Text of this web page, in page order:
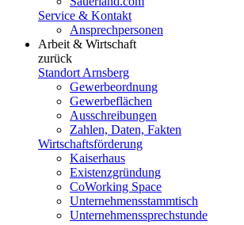
Service & Kontakt
Ansprechpersonen
Arbeit & Wirtschaft
zurück
Standort Arnsberg
Gewerbeordnung
Gewerbeflächen
Ausschreibungen
Zahlen, Daten, Fakten
Wirtschaftsförderung
Kaiserhaus
Existenzgründung
CoWorking Space
Unternehmensstammtisch
Unternehmenssprechstunde